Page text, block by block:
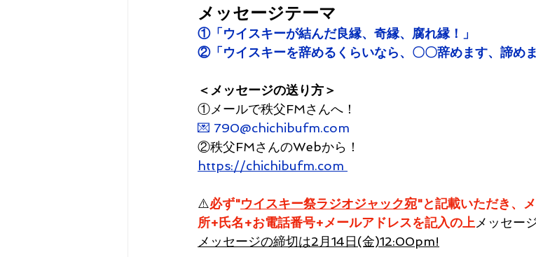
メッセージテーマ
①「ウイスキーが結んだ良縁、奇縁、腐れ縁！」
②「ウイスキーを辞めるくらいなら、〇〇辞めます、諦めま
＜メッセージの送り方＞
①メールで秩父FMさんへ！
💌 790@chichibufm.com
②秩父FMさんのWebから！
https://chichibufm.com
⚠️必ず"ウイスキー祭ラジオジャック宛"と記載いただき、
所+氏名+お電話番号+メールアドレスを記入の上メッセー
メッセージの締切は2月14日(金)12:00pm!